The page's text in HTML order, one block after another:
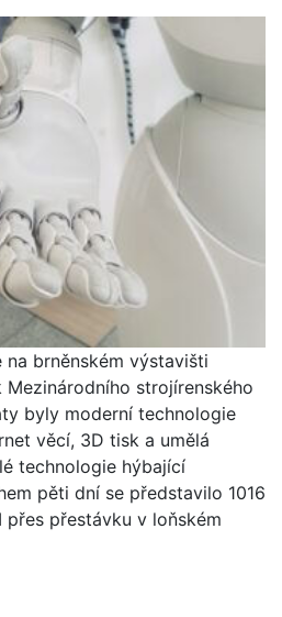
brněnském výstavišti
strojírenského
byly moderní technologie
věcí, 3D tisk a umělá
technologie hýbající
pěti dní se představilo 1016
přestávku v loňském